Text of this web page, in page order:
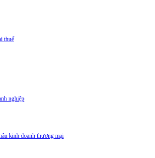
thuế
nghiệp
kinh doanh thương mại